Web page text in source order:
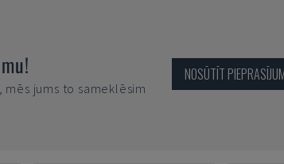
jums to sameklēsim
NOSŪTĪT